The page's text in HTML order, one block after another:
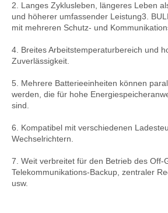
2. Langes Zyklusleben, längeres Leben
und höherer umfassender Leistung3.
mit mehreren Schutz- und
4. Breites Arbeitstemperaturbereich und
Zuverlässigkeit.
5. Mehrere Batterieeinheiten können
werden, die für hohe
sind.
6. Kompatibel mit verschiedenen
Wechselrichtern.
7. Weit verbreitet für den Betrieb des Off-
Telekommunikations-Backup, zentraler
usw.